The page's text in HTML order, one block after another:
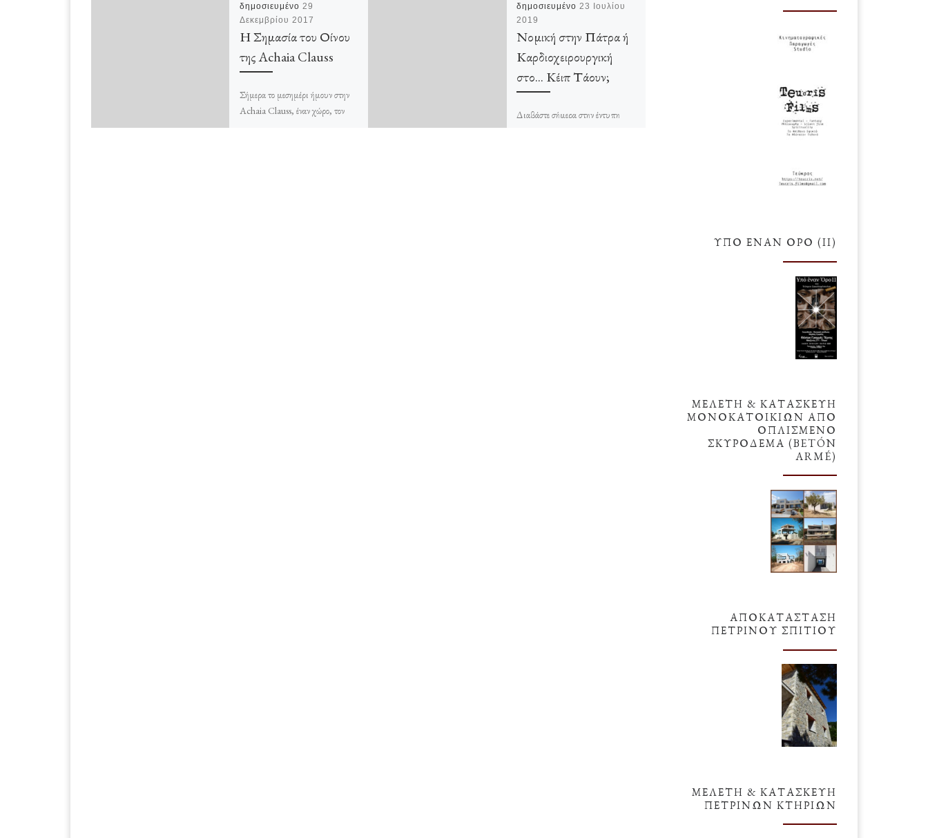
δημοσιευμένο 29
Δεκεμβρίου 2017
Η Σημασία του Οίνου
της Achaia Clauss
Σήμερα το μεσημέρι ήμουν στην
Achaia Clauss, έναν χώρο, τον
δημοσιευμένο 23 Ιουλίου
2019
Νομική στην Πάτρα ή
Καρδιοχειρουργική
στο… Κέιπ Τάουν;
Διαβάστε σήμερα στην έντυπη
Φάρα Φώσετ
όμορφο αλλά συνάμα και τραγικό.
Και στο νου μου ήρθε μία
αγαπημένη ηθοποιός, η Φάρα
Φώσετ. Ένα […]
ΥΠΌ ΈΝΑΝ ΌΡΟ (ΙΙ)
ΜΕΛΕΤΗ & ΚΑΤΑΣΚΕΥΗ
ΜΟΝΟΚΑΤΟΙΚΙΩΝ ΑΠΟ
ΟΠΛΙΣΜΕΝΟ
ΣΚΥΡΟΔΕΜΑ (BETÓN
ARMÉ)
ΑΠΟΚΑΤΆΣΤΑΣΗ
ΠΈΤΡΙΝΟΥ ΣΠΙΤΙΟΎ
ΜΕΛΈΤΗ & ΚΑΤΑΣΚΕΥΉ
ΠΈΤΡΙΝΩΝ ΚΤΗΡΊΩΝ